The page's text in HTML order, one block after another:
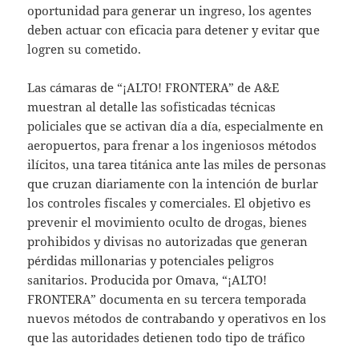
oportunidad para generar un ingreso, los agentes
deben actuar con eficacia para detener y evitar que
logren su cometido.
Las cámaras de “¡ALTO! FRONTERA” de A&E
muestran al detalle las sofisticadas técnicas
policiales que se activan día a día, especialmente en
aeropuertos, para frenar a los ingeniosos métodos
ilícitos, una tarea titánica ante las miles de personas
que cruzan diariamente con la intención de burlar
los controles fiscales y comerciales. El objetivo es
prevenir el movimiento oculto de drogas, bienes
prohibidos y divisas no autorizadas que generan
pérdidas millonarias y potenciales peligros
sanitarios. Producida por Omava, “¡ALTO!
FRONTERA” documenta en su tercera temporada
nuevos métodos de contrabando y operativos en los
que las autoridades detienen todo tipo de tráfico